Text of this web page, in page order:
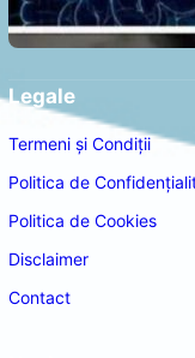
Legale
Termeni și Condiții
Politica de
Politica de Cookies
Disclaimer
Contact